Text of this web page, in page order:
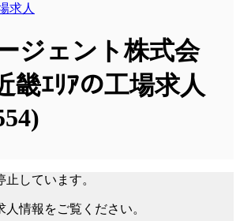
求人
ジェント株式会
畿ｴﾘｱの工場求人
しています。
情報をご覧ください。